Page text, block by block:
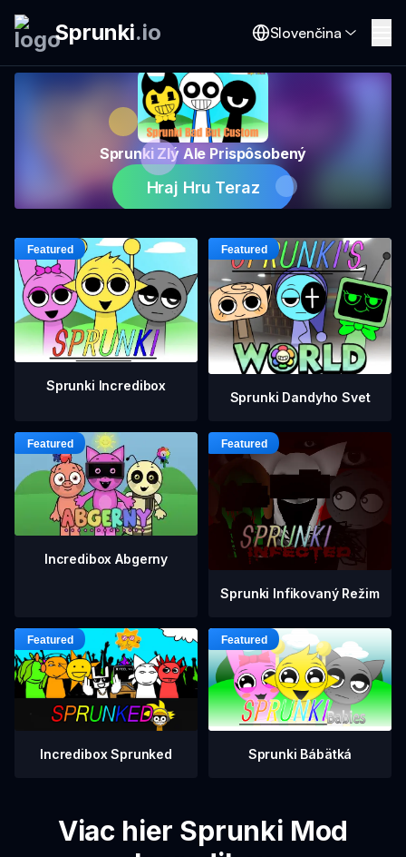
Sprunki.io Slovenčina
Sprunki Zlý Ale Prispôsobený
Hraj Hru Teraz
Sprunki Incredibox
Sprunki Dandyho Svet
Incredibox Abgerny
Sprunki Infikovaný Režim
Incredibox Sprunked Sprunki Bábätká
Viac hier Sprunki Mod